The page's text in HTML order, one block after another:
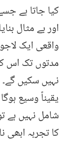
کیا جاتا ہے
اور بے مثال
واقعی ایک
مدتوں تک اس کا
نہیں سکیں
یقیناً وسیع
شامل نہیں ہے
کا تجربہ ابھی